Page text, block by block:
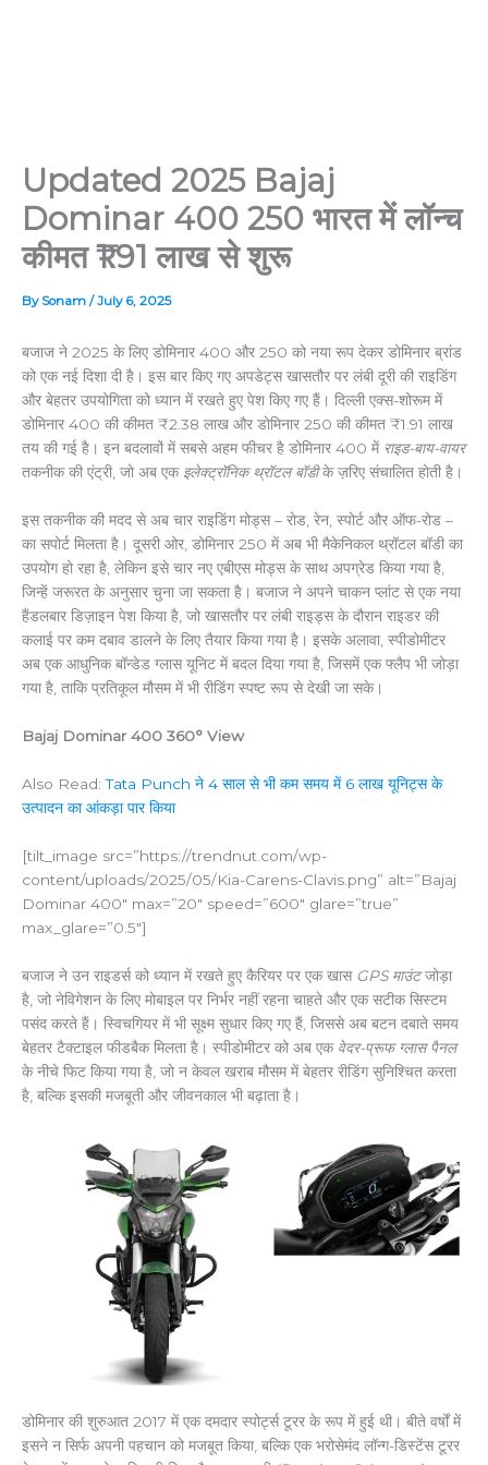
Updated 2025 Bajaj
Dominar 400 250 भारत में लॉन्च
कीमत ₹1.91 लाख से शुरू
By Sonam /July 6, 2025
बजाज ने 2025 के लिए डोमिनार 400 और 250 को नया रूप देकर डोमिनार ब्रांड
को एक नई दिशा दी है। इस बार किए गए अपडेट्स खासतौर पर लंबी दूरी की राइडिंग
और बेहतर उपयोगिता को ध्यान में रखते हुए पेश किए गए हैं। दिल्ली एक्स-शोरूम में
डोमिनार 400 की कीमत ₹2.38 लाख और डोमिनार 250 की कीमत ₹1.91 लाख
तय की गई है। इन बदलावों में सबसे अहम फीचर है डोमिनार 400 में राइड-बाय-वायर
तकनीक की एंट्री, जो अब एक इलेक्ट्रॉनिक थ्रॉटल बॉडीके ज़रिए संचालित होती है।
इस तकनीक की मदद से अब चार राइडिंग मोड्स – रोड, रेन, स्पोर्ट और ऑफ-रोड –
का सपोर्ट मिलता है। दूसरी ओर, डोमिनार 250 में अब भी मैकेनिकल थ्रॉटल बॉडी का
उपयोग हो रहा है, लेकिन इसे चार नए एबीएस मोड्स के साथ अपग्रेड किया गया है,
जिन्हें जरूरत के अनुसार चुना जा सकता है। बजाज ने अपने चाकन प्लांट से एक नया
हैंडलबार डिज़ाइन पेश किया है, जो खासतौर पर लंबी राइड्स के दौरान राइडर की
कलाई पर कम दबाव डालने के लिए तैयार किया गया है। इसके अलावा, स्पीडोमीटर
अब एक आधुनिक बॉन्डेड ग्लास यूनिट में बदल दिया गया है, जिसमें एक फ्लैप भी जोड़ा
गया है, ताकि प्रतिकूल मौसम में भी रीडिंग स्पष्ट रूप से देखी जा सके।
Bajaj Dominar 400 360° View
Also Read:Tata Punch ने 4 साल से भी कम समय में 6 लाख यूनिट्स के
उत्पादन का आंकड़ा पार किया
[tilt_image src=”https://trendnut.com/wp-
content/uploads/2025/05/Kia-Carens-Clavis.png” alt=”Bajaj
Dominar 400″ max=”20″ speed=”600″ glare=”true”
max_glare=”0.5″]
बजाज ने उन राइडर्स को ध्यान में रखते हुए कैरियर पर एक खास GPS माउंटजोड़ा
है, जो नेविगेशन के लिए मोबाइल पर निर्भर नहीं रहना चाहते और एक सटीक सिस्टम
पसंद करते हैं। स्विचगियर में भी सूक्ष्म सुधार किए गए हैं, जिससे अब बटन दबाते समय
बेहतर टैक्टाइल फीडबैक मिलता है। स्पीडोमीटर को अब एक वेदर-प्रूफ ग्लास पैनल
के नीचे फिट किया गया है, जो न केवल खराब मौसम में बेहतर रीडिंग सुनिश्चित करता
है, बल्कि इसकी मजबूती और जीवनकाल भी बढ़ाता है।
डोमिनार की शुरुआत 2017 में एक दमदार स्पोर्ट्स टूरर के रूप में हुई थी। बीते वर्षों में
इसने न सिर्फ अपनी पहचान को मजबूत किया, बल्कि एक भरोसेमंद लॉन्ग-डिस्टेंस टूरर